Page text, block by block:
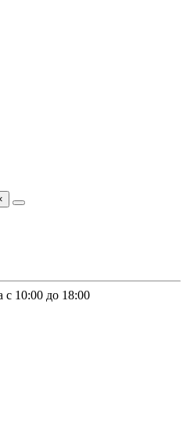
10:00 до 18:00